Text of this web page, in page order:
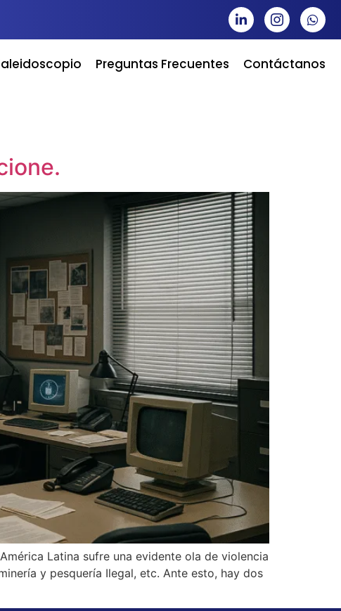
Preguntas Frecuentes Contáctanos
Latina sufre una evidente ola de violencia
y pesquería Ilegal, etc. Ante esto, hay dos